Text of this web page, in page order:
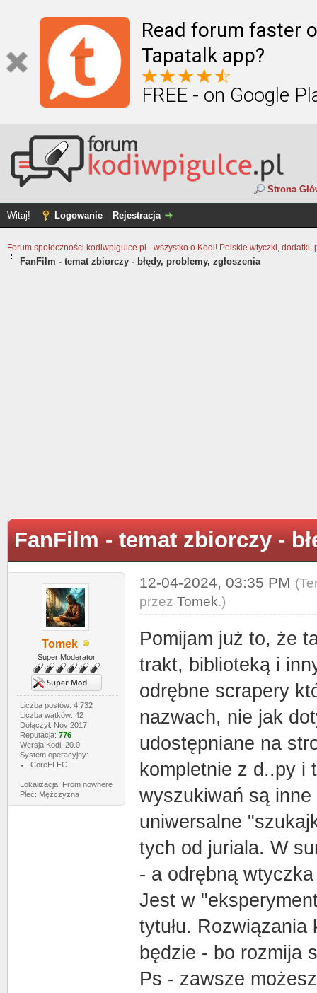
Read forum faster
Tapatalk app?
FREE - on Google
Strona
Witaj! Logowanie Rejestracja
Forum społeczności kodiwpigulce.pl - wszystko o Kodi! Polskie wtyczki, dodatki,
FanFilm - temat zbiorczy - błędy, problemy, zgłoszenia
FanFilm - temat zbiorczy -
Tomek
Super Moderator
Liczba postów: 4,732
Liczba wątków: 42
Dołączył: Nov 2017
Reputacja: 776
Wersja Kodi: 20.0
System operacyjny:
CoreELEC
Lokalizacja: From nowhere
Płeć: Mężczyzna
12-04-2024, 03:35 PM
przez Tomek.)
Pomijam już to, że
trakt, biblioteką i
odrębne scrapery
nazwach, nie jak
udostępniane na
kompletnie z d..py i
wyszukiwań są
uniwersalne
tych od juriala. W
- a odrębną
Jest w
tytułu.
będzie - bo rozmija
Ps - zawsze